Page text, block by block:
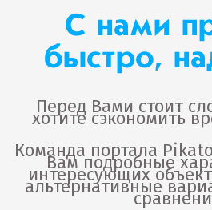
С нами
быстро,
Перед Вами стоит
хотите сэкономить
Команда портала
Вам подробные
интересующих
альтернативные